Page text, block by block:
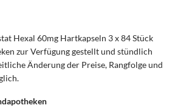
Hexal 60mg Hartkapseln 3 x 84 Stück
zur Verfügung gestellt und stündlich
Änderung der Preise, Rangfolge und